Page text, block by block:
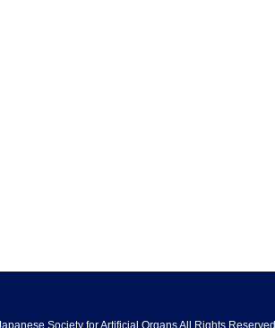
Society for Artificial Organs All Rights Reserved